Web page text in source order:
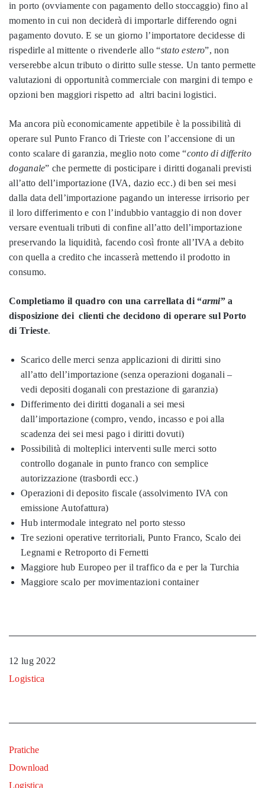
in porto (ovviamente con pagamento dello stoccaggio) fino al
momento in cui non deciderà di importarle differendo ogni
pagamento dovuto. E se un giorno l’importatore decidesse di
rispedirle al mittente o rivenderle allo “stato estero”, non
verserebbe alcun tributo o diritto sulle stesse. Un tanto permette
valutazioni di opportunità commerciale con margini di tempo e
opzioni ben maggiori rispetto ad altri bacini logistici.
Ma ancora più economicamente appetibile è la possibilità di
operare sul Punto Franco di Trieste con l’accensione di un
conto scalare di garanzia, meglio noto come “conto di differito
doganale” che permette di posticipare i diritti doganali previsti
all’atto dell’importazione (IVA, dazio ecc.) di ben sei mesi
dalla data dell’importazione pagando un interesse irrisorio per
il loro differimento e con l’indubbio vantaggio di non dover
versare eventuali tributi di confine all’atto dell’importazione
preservando la liquidità, facendo così fronte all’IVA a debito
con quella a credito che incasserà mettendo il prodotto in
consumo.
Completiamo il quadro con una carrellata di “armi” a
disposizione dei clienti che decidono di operare sul Porto
di Trieste.
Scarico delle merci senza applicazioni di diritti sino
all’atto dell’importazione (senza operazioni doganali –
vedi depositi doganali con prestazione di garanzia)
Differimento dei diritti doganali a sei mesi
dall’importazione (compro, vendo, incasso e poi alla
scadenza dei sei mesi pago i diritti dovuti)
Possibilità di molteplici interventi sulle merci sotto
controllo doganale in punto franco con semplice
autorizzazione (trasbordi ecc.)
Operazioni di deposito fiscale (assolvimento IVA con
emissione Autofattura)
Hub intermodale integrato nel porto stesso
Tre sezioni operative territoriali, Punto Franco, Scalo dei
Legnami e Retroporto di Fernetti
Maggiore hub Europeo per il traffico da e per la Turchia
Maggiore scalo per movimentazioni container
12 lug 2022
Logistica
Pratiche
Download
Logistica